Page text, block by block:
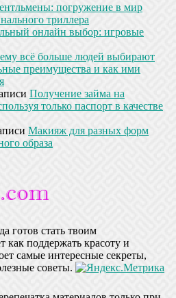
погружение в мир
триллера
онлайн выбор: игровые
всё больше людей выбирают
преимущества и как ими
Получение займа на
только паспорт в качестве
Макияж для разных форм
образа
готов стать твоим
как поддержать красоту и
самые интересные секреты,
советы.